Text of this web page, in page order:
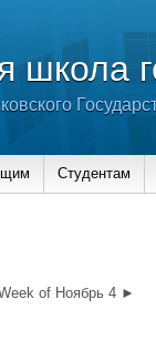
школа
Студентам
of Ноябрь 4 ►